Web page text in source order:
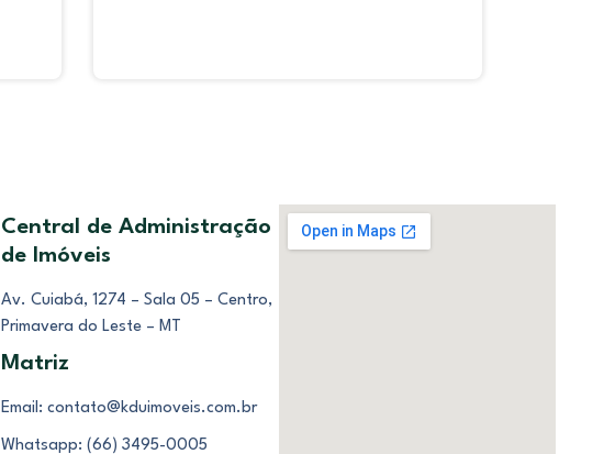
Central de Administração
de Imóveis
Av. Cuiabá, 1274 – Sala 05 – Centro,
Primavera do Leste – MT
Matriz
Email: contato@kduimoveis.com.br
Whatsapp: (66) 3495-0005